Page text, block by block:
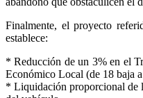
Finalmente, el proyecto
establece:
* Reducción de un 3% en el
Económico Local (de 18 baja
* Liquidación proporcional de